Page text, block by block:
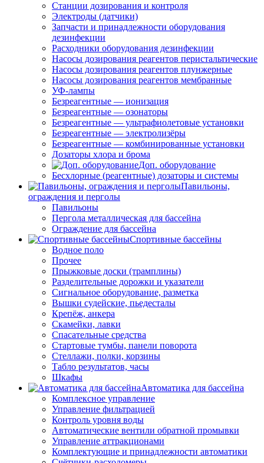
Станции дозирования и контроля
Электроды (датчики)
Запчасти и принадлежности оборудования
дезинфекции
Расходники оборудования дезинфекции
Насосы дозирования реагентов перистальтические
Насосы дозирования реагентов плунжерные
Насосы дозирования реагентов мембранные
УФ-лампы
Безреагентные — ионизация
Безреагентные — озонаторы
Безреагентные — ультрафиолетовые установки
Безреагентные — электролизёры
Безреагентные — комбинированные установки
Дозаторы хлора и брома
Доп. оборудование
Бесхлорные (реагентные) дозаторы и системы
Павильоны,
ограждения и перголы
Павильоны
Пергола металлическая для бассейна
Ограждение для бассейна
Спортивные бассейны
Водное поло
Прочее
Прыжковые доски (трамплины)
Разделительные дорожки и указатели
Cигнальное оборудование, разметка
Вышки судейские, пьедесталы
Крепёж, анкера
Скамейки, лавки
Спасательные средства
Стартовые тумбы, панели поворота
Стеллажи, полки, корзины
Табло результатов, часы
Шкафы
Автоматика для бассейна
Комплексное управление
Управление фильтрацией
Контроль уровня воды
Автоматические вентили обратной промывки
Управление аттракционами
Комплектующие и принадлежности автоматики